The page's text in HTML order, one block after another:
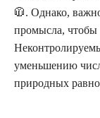
🧥. Однако,
промысла,
уменьшению
природных